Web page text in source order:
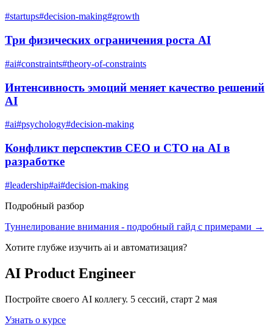
#startups#decision-making#growth
Три физических ограничения роста AI
#ai#constraints#theory-of-constraints
Интенсивность эмоций меняет качество решений
AI
#ai#psychology#decision-making
Конфликт перспектив CEO и CTO на AI в
разработке
#leadership#ai#decision-making
Подробный разбор
Туннелирование внимания - подробный гайд с примерами →
Хотите глубже изучить ai и автоматизация?
AI Product Engineer
Постройте своего AI коллегу. 5 сессий, старт 2 мая
Узнать о курсе